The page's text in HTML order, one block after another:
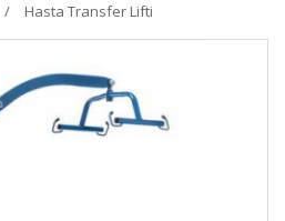
Hasta Transfer Lifti